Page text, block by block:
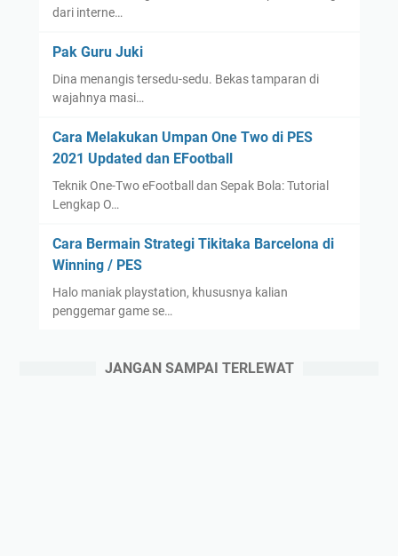
dari interne…
Pak Guru Juki
Dina menangis tersedu-sedu. Bekas tamparan di
wajahnya masi…
Cara Melakukan Umpan One Two di PES
2021 Updated dan EFootball
Teknik One-Two eFootball dan Sepak Bola: Tutorial
Lengkap O…
Cara Bermain Strategi Tikitaka Barcelona di
Winning / PES
Halo maniak playstation, khususnya kalian
penggemar game se…
JANGAN SAMPAI TERLEWAT